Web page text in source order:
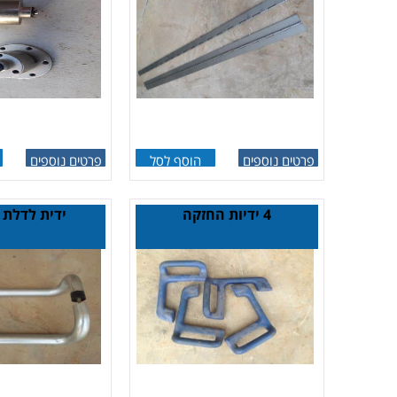
פרטים נוספים הוסף לסל פרטים נוספים
4 ידיות החזקה ידית לדלת